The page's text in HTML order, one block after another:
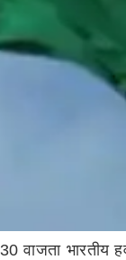
वाजता भारतीय